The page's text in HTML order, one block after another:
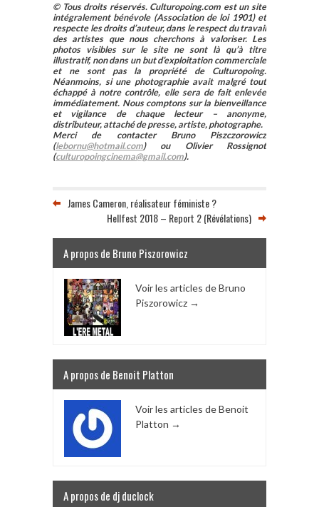
© Tous droits réservés. Culturopoing.com est un site
intégralement bénévole (Association de loi 1901) et
respecte les droits d’auteur, dans le respect du travail
des artistes que nous cherchons à valoriser. Les
photos visibles sur le site ne sont là qu’à titre
illustratif, non dans un but d’exploitation commerciale
et ne sont pas la propriété de Culturopoing.
Néanmoins, si une photographie avait malgré tout
échappé à notre contrôle, elle sera de fait enlevée
immédiatement. Nous comptons sur la bienveillance
et vigilance de chaque lecteur – anonyme,
distributeur, attaché de presse, artiste, photographe.
Merci de contacter Bruno Piszczorowicz
(lebornu@hotmail.com) ou Olivier Rossignot
(culturopoingcinema@gmail.com).
James Cameron, réalisateur féministe ?
Hellfest 2018 – Report 2 (Révélations)
A propos de Bruno Piszorowicz
Voir les articles de Bruno
Piszorowicz →
A propos de Benoit Platton
Voir les articles de Benoit
Platton →
A propos de dj duclock